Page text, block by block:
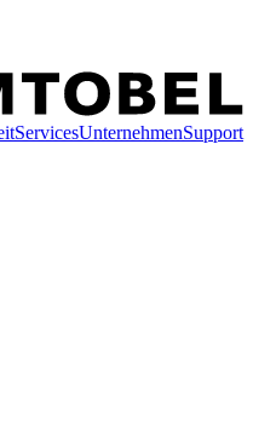
ServicesUnternehmenSupport